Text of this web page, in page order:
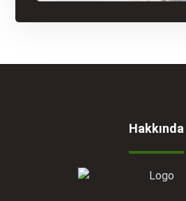
Hakkında